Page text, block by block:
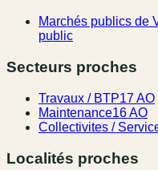
Marchés publics de
public
Secteurs proches
Travaux / BTP17 AO
Maintenance16 AO
Collectivites /
Localités proches